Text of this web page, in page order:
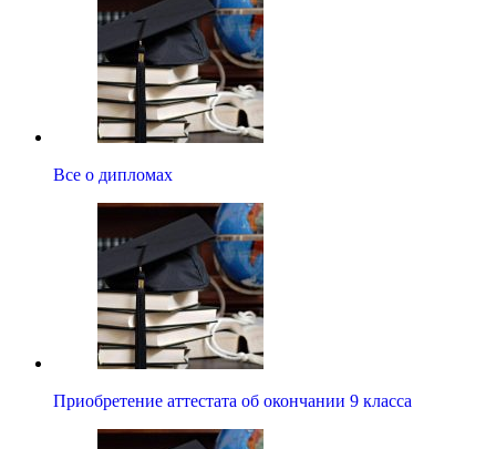
Все о дипломах
Приобретение аттестата об окончании 9 класса